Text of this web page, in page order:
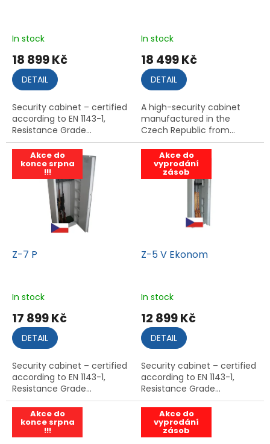
-
m
a
u
a
n
g
o
m
p
a
n
y
s
n
In stock
18 899 Kč
DETAIL
Security cabinet – certified
according to EN 1143-1,
Resistance Grade...
In stock
18 499 Kč
DETAIL
A high-security cabinet
manufactured in the
Czech Republic from...
Akce do
konce srpna
!!!
Z-7 P
In stock
17 899 Kč
DETAIL
Security cabinet – certified
according to EN 1143-1,
Resistance Grade...
Akce do
vyprodání
zásob
Z-5 V Ekonom
In stock
12 899 Kč
DETAIL
Security cabinet – certified
according to EN 1143-1,
Resistance Grade...
Akce do
konce srpna
!!!
Akce do
vyprodání
zásob